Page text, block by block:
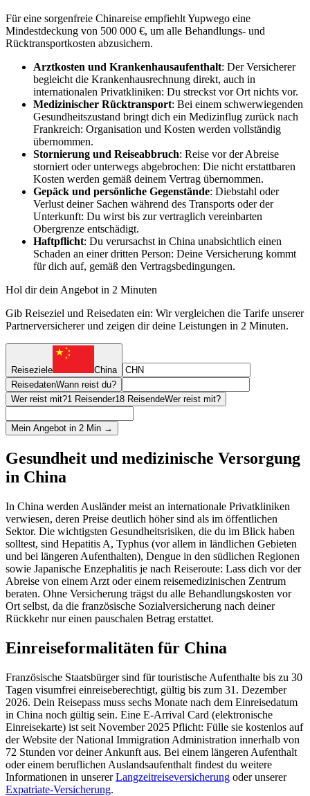
Für eine sorgenfreie Chinareise empfiehlt Yupwego eine
Mindestdeckung von 500 000 €, um alle Behandlungs- und
Rücktransportkosten abzusichern.
Arztkosten und Krankenhausaufenthalt: Der Versicherer
begleicht die Krankenhausrechnung direkt, auch in
internationalen Privatkliniken: Du streckst vor Ort nichts vor.
Medizinischer Rücktransport: Bei einem schwerwiegenden
Gesundheitszustand bringt dich ein Medizinflug zurück nach
Frankreich: Organisation und Kosten werden vollständig
übernommen.
Stornierung und Reiseabbruch: Reise vor der Abreise
storniert oder unterwegs abgebrochen: Die nicht erstattbaren
Kosten werden gemäß deinem Vertrag übernommen.
Gepäck und persönliche Gegenstände: Diebstahl oder
Verlust deiner Sachen während des Transports oder der
Unterkunft: Du wirst bis zur vertraglich vereinbarten
Obergrenze entschädigt.
Haftpflicht: Du verursachst in China unabsichtlich einen
Schaden an einer dritten Person: Deine Versicherung kommt
für dich auf, gemäß den Vertragsbedingungen.
Hol dir dein Angebot in 2 Minuten
Gib Reiseziel und Reisedaten ein: Wir vergleichen die Tarife unserer
Partnerversicherer und zeigen dir deine Leistungen in 2 Minuten.
Reiseziele
China
ReisedatenWann reist du?
Wer reist mit?1 Reisender18 ReisendeWer reist mit?
Mein Angebot in 2 Min →
Gesundheit und medizinische Versorgung
in China
In China werden Ausländer meist an internationale Privatkliniken
verwiesen, deren Preise deutlich höher sind als im öffentlichen
Sektor. Die wichtigsten Gesundheitsrisiken, die du im Blick haben
solltest, sind Hepatitis A, Typhus (vor allem in ländlichen Gebieten
und bei längeren Aufenthalten), Dengue in den südlichen Regionen
sowie Japanische Enzephalitis je nach Reiseroute: Lass dich vor der
Abreise von einem Arzt oder einem reisemedizinischen Zentrum
beraten. Ohne Versicherung trägst du alle Behandlungskosten vor
Ort selbst, da die französische Sozialversicherung nach deiner
Rückkehr nur einen pauschalen Betrag erstattet.
Einreiseformalitäten für China
Französische Staatsbürger sind für touristische Aufenthalte bis zu 30
Tagen visumfrei einreiseberechtigt, gültig bis zum 31. Dezember
2026. Dein Reisepass muss sechs Monate nach dem Einreisedatum
in China noch gültig sein. Eine E-Arrival Card (elektronische
Einreisekarte) ist seit November 2025 Pflicht: Fülle sie kostenlos auf
der Website der National Immigration Administration innerhalb von
72 Stunden vor deiner Ankunft aus. Bei einem längeren Aufenthalt
oder einem beruflichen Auslandsaufenthalt findest du weitere
Informationen in unsererLangzeitreiseversicherung oder unserer
Expatriate-Versicherung.